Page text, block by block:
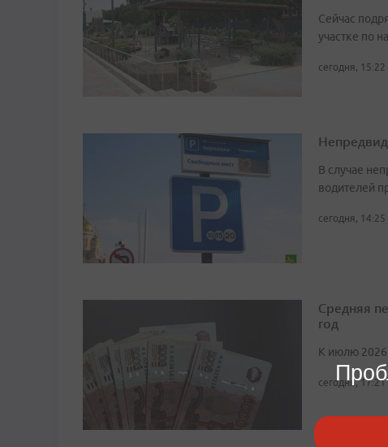
Сейчас
участке по
сегодня, 15:22
В случае
водителей
сегодня, 14:25
Средняя
год
К июлю 2026
сегодня, 17:21